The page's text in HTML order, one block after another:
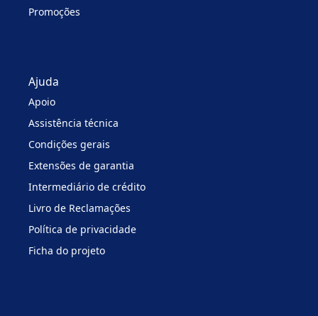
Promoções
Ajuda
Apoio
Assistência técnica
Condições gerais
Extensões de garantia
Intermediário de crédito
Livro de Reclamações
Política de privacidade
Ficha do projeto